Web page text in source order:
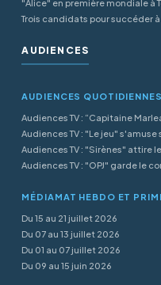
"Alice" en première mondiale à
Trois candidats pour succéder
AUDIENCES
AUDIENCES QUOTIDIENNES
Audiences TV : “Capitaine
Audiences TV : "Le jeu" s'amuse
Audiences TV : "Sirènes" attire le
Audiences TV : "OPJ" garde le
MÉDIAMAT HEBDO ET
Du 15 au 21 juillet 2026
Du 07 au 13 juillet 2026
Du 01 au 07 juillet 2026
Du 09 au 15 juin 2026